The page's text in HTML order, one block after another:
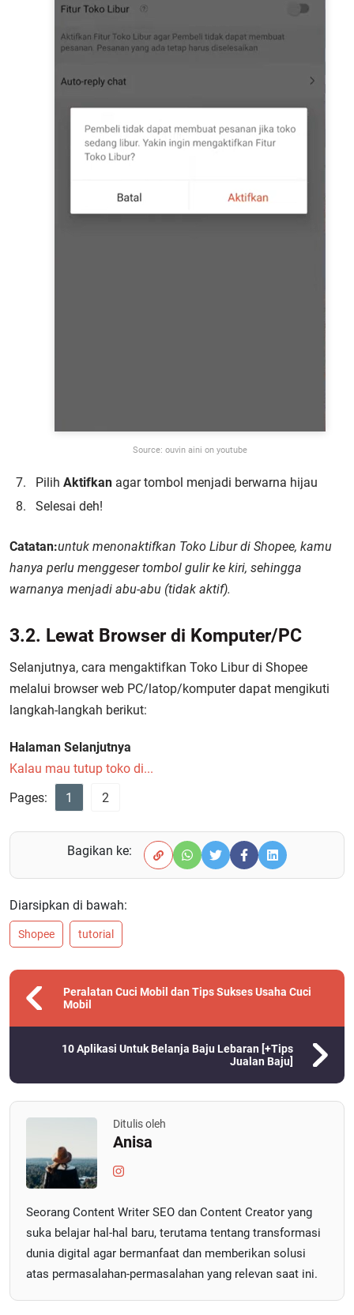
Source: ouvin aini on youtube
Pilih Aktifkan agar tombol menjadi berwarna hijau
Selesai deh!
Catatan:untuk menonaktifkan Toko Libur di Shopee, kamu
hanya perlu menggeser tombol gulir ke kiri, sehingga
warnanya menjadi abu-abu (tidak aktif).
3.2. Lewat Browser di Komputer/PC
Selanjutnya, cara mengaktifkan Toko Libur di Shopee
melalui browser web PC/latop/komputer dapat mengikuti
langkah-langkah berikut:
Halaman Selanjutnya
Kalau mau tutup toko di...
Pages:
1 2
Bagikan ke:
Diarsipkan di bawah:
Shopee tutorial
Peralatan Cuci Mobil dan Tips Sukses Usaha Cuci
Mobil
10 Aplikasi Untuk Belanja Baju Lebaran [+Tips
Jualan Baju]
Ditulis oleh
Anisa
Seorang Content Writer SEO dan Content Creator yang
suka belajar hal-hal baru, terutama tentang transformasi
dunia digital agar bermanfaat dan memberikan solusi
atas permasalahan-permasalahan yang relevan saat ini.